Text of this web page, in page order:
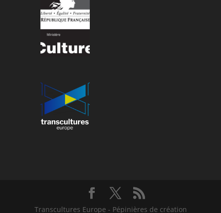
Transcultures Europe - Pépinières de création